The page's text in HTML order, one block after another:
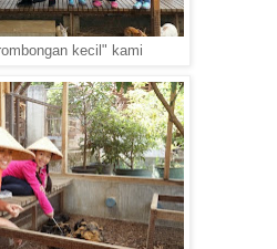
kecil" kami